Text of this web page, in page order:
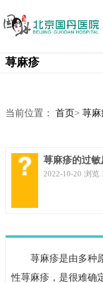
荨麻疹
当前位置： 首页> 荨麻
荨麻疹的过敏
2022-10-20 浏览
荨麻疹是由多种
性荨麻疹，是很难确